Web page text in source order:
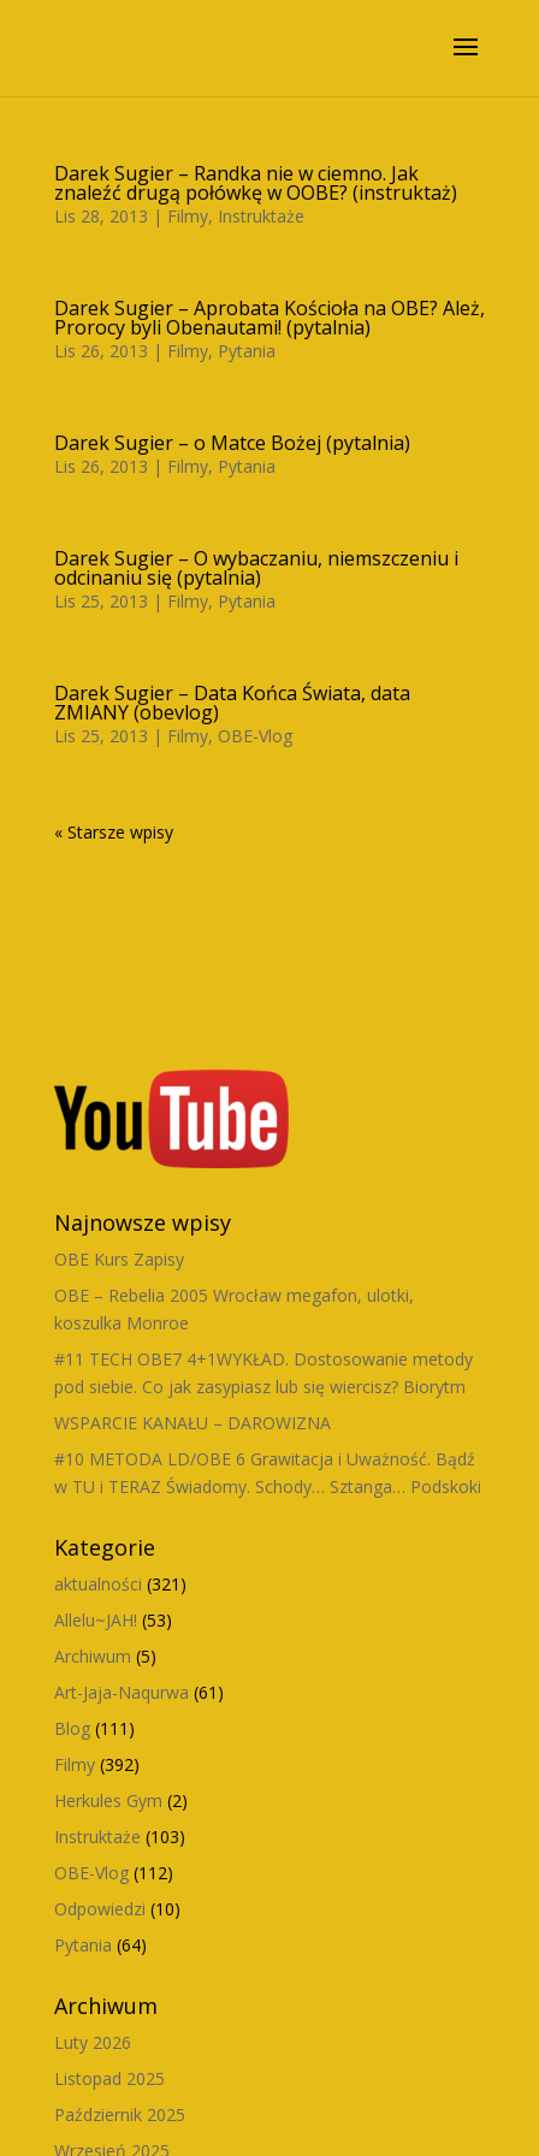
Darek Sugier – Randka nie w ciemno. Jak
znaleźć drugą połówkę w OOBE? (instruktaż)
Lis 28, 2013 | Filmy, Instruktaże
Darek Sugier – Aprobata Kościoła na OBE? Ależ,
Prorocy byli Obenautami! (pytalnia)
Lis 26, 2013 | Filmy, Pytania
Darek Sugier – o Matce Bożej (pytalnia)
Lis 26, 2013 | Filmy, Pytania
Darek Sugier – O wybaczaniu, niemszczeniu i
odcinaniu się (pytalnia)
Lis 25, 2013 | Filmy, Pytania
Darek Sugier – Data Końca Świata, data
ZMIANY (obevlog)
Lis 25, 2013 | Filmy, OBE-Vlog
« Starsze wpisy
Najnowsze wpisy
OBE Kurs Zapisy
OBE – Rebelia 2005 Wrocław megafon, ulotki,
koszulka Monroe
#11 TECH OBE7 4+1WYKŁAD. Dostosowanie metody
pod siebie. Co jak zasypiasz lub się wiercisz? Biorytm
WSPARCIE KANAŁU – DAROWIZNA
#10 METODA LD/OBE 6 Grawitacja i Uważność. Bądź
w TU i TERAZ Świadomy. Schody… Sztanga… Podskoki
Kategorie
aktualności (321)
Allelu~JAH! (53)
Archiwum (5)
Art-Jaja-Naqurwa (61)
Blog(111)
Filmy(392)
Herkules Gym (2)
Instruktaże (103)
OBE-Vlog(112)
Odpowiedzi (10)
Pytania (64)
Archiwum
Luty 2026
Listopad 2025
Październik 2025
Wrzesień 2025